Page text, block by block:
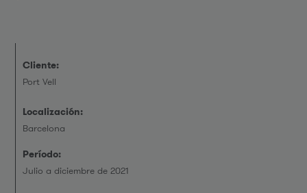
Cliente:
Port Vell
Localización:
Barcelona
Período:
Julio a diciembre de 2021